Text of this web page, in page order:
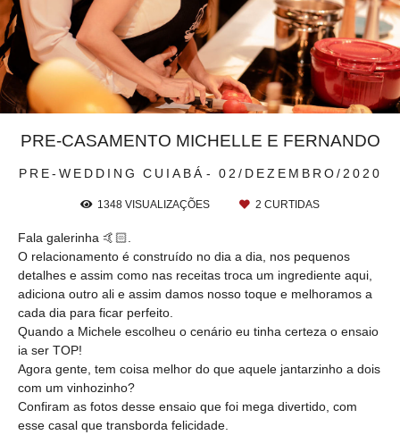
PRE-WEDDING CUIABÁ 02/DEZEMBRO/2020
PRE-CASAMENTO MICHELLE E FERNANDO
1348 VISUALIZAÇÕES 2 CURTIDAS
Fala galerinha 🤙🏻.
O relacionamento é construído no dia a dia, nos pequenos
detalhes e assim como nas receitas troca um ingrediente aqui,
adiciona outro ali e assim damos nosso toque e melhoramos a
cada dia para ficar perfeito.
Quando a Michele escolheu o cenário eu tinha certeza o ensaio
ia ser TOP!
Agora gente, tem coisa melhor do que aquele jantarzinho a dois
com um vinhozinho?
Confiram as fotos desse ensaio que foi mega divertido, com
esse casal que transborda felicidade.